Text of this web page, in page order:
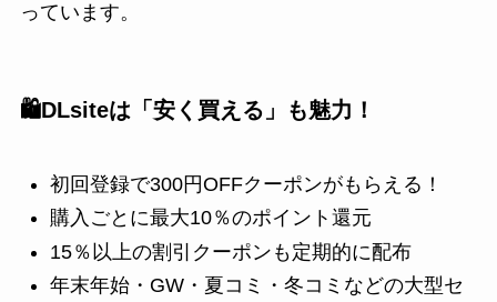
っています。
🛍️DLsiteは「安く買える」も魅力！
初回登録で300円OFFクーポンがもらえる！
購入ごとに最大10％のポイント還元
15％以上の割引クーポンも定期的に配布
年末年始・GW・夏コミ・冬コミなどの大型セ